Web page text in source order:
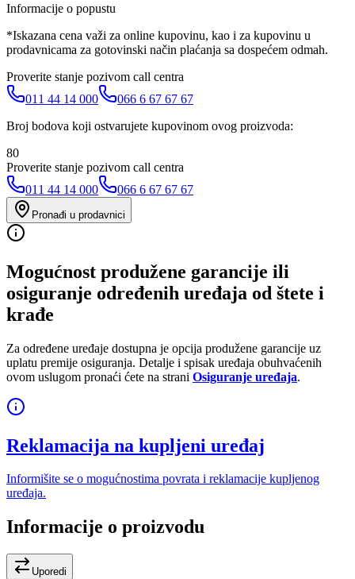
Informacije o popustu
*Iskazana cena važi za online kupovinu, kao i za kupovinu u
prodavnicama za gotovinski način plaćanja sa dospećem odmah.
Proverite stanje pozivom call centra
011 44 14 000
066 6 67 67 67
Broj bodova koji ostvarujete kupovinom ovog proizvoda:
80
Proverite stanje pozivom call centra
011 44 14 000
066 6 67 67 67
Pronađi u prodavnici
Mogućnost produžene garancije ili
osiguranje određenih uređaja od štete i
krađe
Za određene uređaje dostupna je opcija produžene garancije uz
uplatu premije osiguranja. Detalje i spisak uređaja obuhvaćenih
ovom uslugom pronaći ćete na strani Osiguranje uređaja.
Reklamacija na kupljeni uređaj
Informišite se o mogućnostima povrata i reklamacije kupljenog
uređaja.
Informacije o proizvodu
Uporedi